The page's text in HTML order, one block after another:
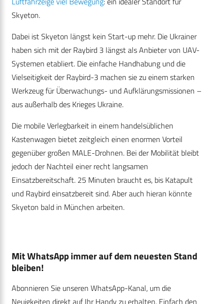
Skyeton.
Dabei ist Skyeton längst kein Start-up mehr. Die Ukrainer
haben sich mit der Raybird 3 längst als Anbieter von UAV-
Systemen etabliert. Die einfache Handhabung und die
Vielseitigkeit der Raybird-3 machen sie zu einem starken
Werkzeug für Überwachungs- und Aufklärungsmissionen –
aus außerhalb des Krieges Ukraine.
Die mobile Verlegbarkeit in einem handelsüblichen
Kastenwagen bietet zeitgleich einen enormen Vorteil
gegenüber großen MALE-Drohnen. Bei der Mobilität bleibt
jedoch der Nachteil einer recht langsamen
Einsatzbereitschaft. 25 Minuten braucht es, bis Katapult
und Raybird einsatzbereit sind. Aber auch hieran könnte
Skyeton bald in München arbeiten.
Mit WhatsApp immer auf dem neuesten Stand
bleiben!
Abonnieren Sie unseren WhatsApp-Kanal, um die
Neuigkeiten direkt auf Ihr Handy zu erhalten. Einfach den